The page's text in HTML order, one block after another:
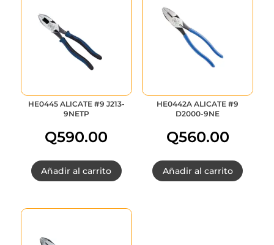
HE0445 ALICATE #9 J213-
9NETP
Q590.00
Añadir al carrito
HE0442A ALICATE #9
D2000-9NE
Q560.00
Añadir al carrito